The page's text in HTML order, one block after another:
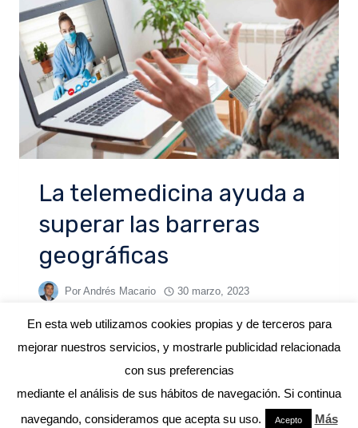
La telemedicina ayuda a
superar las barreras
geográficas
Por Andrés Macario 30 marzo, 2023
© 2026 ANDRÉS MACARIO
En esta web utilizamos cookies propias y de terceros para
mejorar nuestros servicios, y mostrarle publicidad relacionada
con sus preferencias
mediante el análisis de sus hábitos de navegación. Si continua
navegando, consideramos que acepta su uso.
Acepto Más